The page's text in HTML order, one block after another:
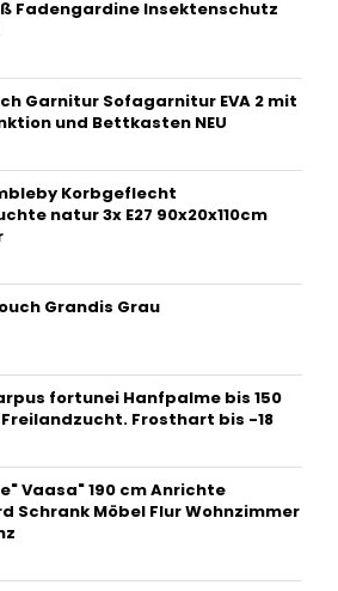
Fadengardine Insektenschutz
Garnitur Sofagarnitur EVA 2 mit
und Bettkasten NEU
Korbgeflecht
natur 3x E27 90x20x110cm
Grandis Grau
fortunei Hanfpalme bis 150
Freilandzucht. Frosthart bis -18
Vaasa" 190 cm Anrichte
Schrank Möbel Flur Wohnzimmer